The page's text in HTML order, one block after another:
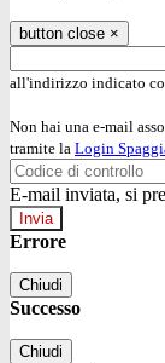
button close ×
all'indirizzo indicato
Non hai una e-mail
tramite la Login
E-mail inviata, si
Errore
Chiudi
Successo
Chiudi